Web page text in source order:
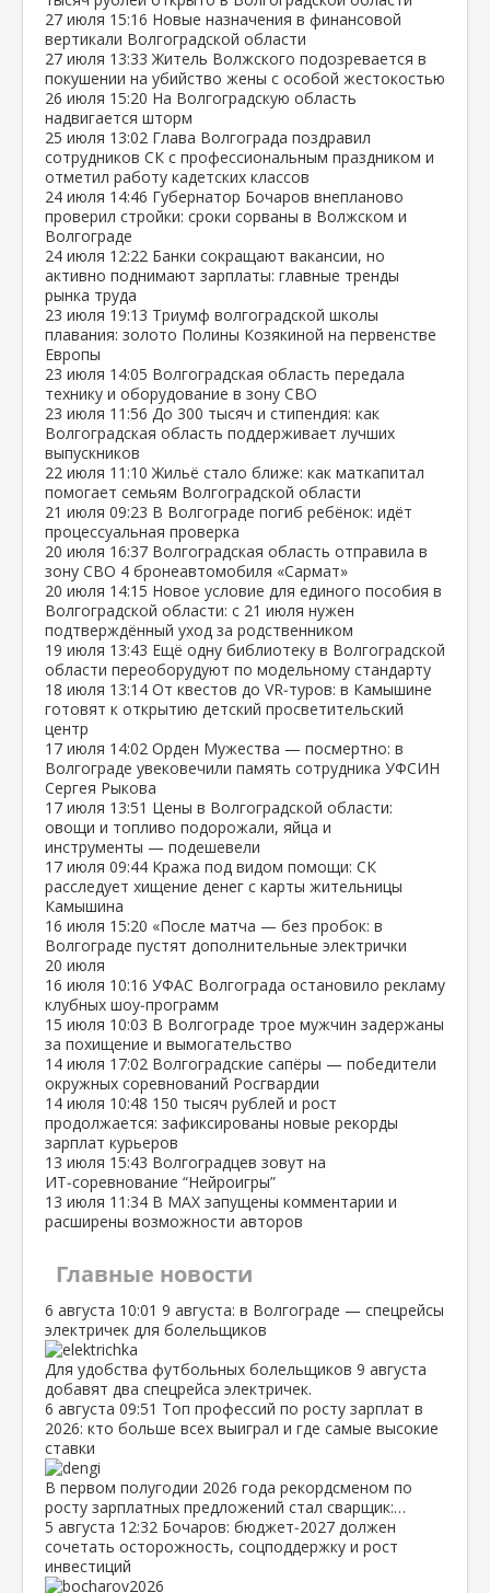
27 июля 15:16 Новые назначения в финансовой
вертикали Волгоградской области
27 июля 13:33 Житель Волжского подозревается в
покушении на убийство жены с особой жестокостью
26 июля 15:20 На Волгоградскую область
надвигается шторм
25 июля 13:02 Глава Волгограда поздравил
сотрудников СК с профессиональным праздником и
отметил работу кадетских классов
24 июля 14:46 Губернатор Бочаров внепланово
проверил стройки: сроки сорваны в Волжском и
Волгограде
24 июля 12:22 Банки сокращают вакансии, но
активно поднимают зарплаты: главные тренды
рынка труда
23 июля 19:13 Триумф волгоградской школы
плавания: золото Полины Козякиной на первенстве
Европы
23 июля 14:05 Волгоградская область передала
технику и оборудование в зону СВО
23 июля 11:56 До 300 тысяч и стипендия: как
Волгоградская область поддерживает лучших
выпускников
22 июля 11:10 Жильё стало ближе: как маткапитал
помогает семьям Волгоградской области
21 июля 09:23 В Волгограде погиб ребёнок: идёт
процессуальная проверка
20 июля 16:37 Волгоградская область отправила в
зону СВО 4 бронеавтомобиля «Сармат»
20 июля 14:15 Новое условие для единого пособия в
Волгоградской области: с 21 июля нужен
подтверждённый уход за родственником
19 июля 13:43 Ещё одну библиотеку в Волгоградской
области переоборудуют по модельному стандарту
18 июля 13:14 От квестов до VR‑туров: в Камышине
готовят к открытию детский просветительский
центр
17 июля 14:02 Орден Мужества — посмертно: в
Волгограде увековечили память сотрудника УФСИН
Сергея Рыкова
17 июля 13:51 Цены в Волгоградской области:
овощи и топливо подорожали, яйца и
инструменты — подешевели
17 июля 09:44 Кража под видом помощи: СК
расследует хищение денег с карты жительницы
Камышина
16 июля 15:20 «После матча — без пробок: в
Волгограде пустят дополнительные электрички
20 июля
16 июля 10:16 УФАС Волгограда остановило рекламу
клубных шоу‑программ
15 июля 10:03 В Волгограде трое мужчин задержаны
за похищение и вымогательство
14 июля 17:02 Волгоградские сапёры — победители
окружных соревнований Росгвардии
14 июля 10:48 150 тысяч рублей и рост
продолжается: зафиксированы новые рекорды
зарплат курьеров
13 июля 15:43 Волгоградцев зовут на
ИТ‑соревнование “Нейроигры”
13 июля 11:34 В МАХ запущены комментарии и
расширены возможности авторов
Главные новости
6 августа 10:01 9 августа: в Волгограде — спецрейсы
электричек для болельщиков
Для удобства футбольных болельщиков 9 августа
добавят два спецрейса электричек.
6 августа 09:51 Топ профессий по росту зарплат в
2026: кто больше всех выиграл и где самые высокие
ставки
В первом полугодии 2026 года рекордсменом по
росту зарплатных предложений стал сварщик:…
5 августа 12:32 Бочаров: бюджет‑2027 должен
сочетать осторожность, соцподдержку и рост
инвестиций